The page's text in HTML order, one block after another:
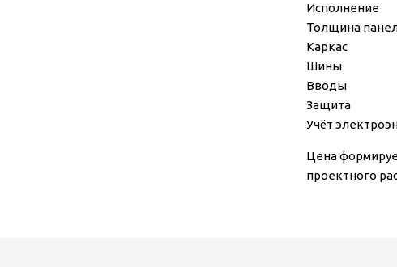
Исполнение
Толщина
Каркас
Шины
Вводы
Защита
Учёт
Цена
проектного